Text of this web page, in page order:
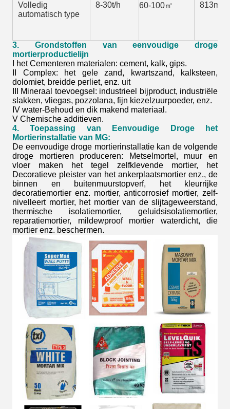
Volledig
automatisch type
8-30t/h 60-100㎡ 813m
3. Grondstoffen van eenvoudige droge
mortierproductielijn
I het Cementeren materialen: cement, kalk, gips.
II Complex: het gele zand, kwartszand, kalksteen,
dolomiet, breidde perliet, enz. uit
III Mineraal toevoegsel: industrieel bijproduct, industriële
slakken, vliegas, pozzolana, fijn kiezelzuurpoeder, enz.
IV water-Behoud en dik makend materiaal.
V Chemische additieven.
4. Toepassing van Eenvoudige Droge het
Mortierinstallatie van MG:
De eenvoudige droge mortierinstallatie kan de volgende
droge mortieren produceren: Metselmortel, muur en
vloer maken het tegel zelfklevende mortier, het
Decoratieve pleister van het ankerplaatsmortier enz., de
binnen en buitenmuurstopverf, het kleurrijke
decoratiemortier enz. mortier, anticorrosief mortier, zelf-
nivelleert mortier, het mortier van de slijtageweerstand,
thermische isolatiemortier, geluidsisolatiemortier,
reparatiemortier, mildewproof mortier waterdicht, die
mortier enz. beschermen.